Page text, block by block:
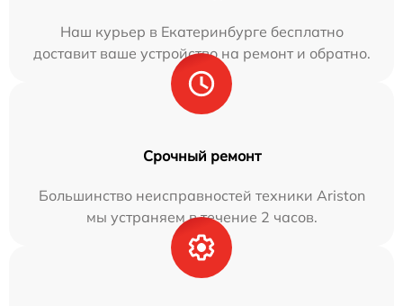
Наш курьер в Екатеринбурге бесплатно
доставит ваше устройство на ремонт и обратно.
Срочный ремонт
Большинство неисправностей техники Ariston
мы устраняем в течение 2 часов.